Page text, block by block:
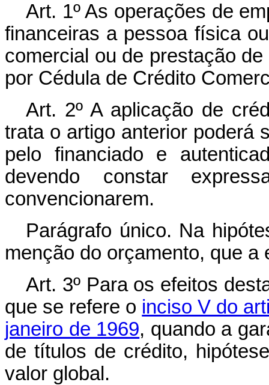
Art. 1º As operações de
financeiras a pessoa física
comercial ou de prestação
por Cédula de Crédito
Art. 2º A aplicação de
trata o artigo anterior poderá
pelo financiado e
devendo constar
convencionarem.
Parágrafo único. Na
menção do orçamento, que a
Art. 3º Para os efeitos
que se refere o inciso V do
janeiro de 1969, quando a
de títulos de crédito,
valor global.